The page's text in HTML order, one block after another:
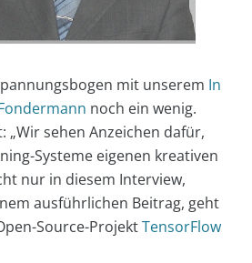
mit unserem In
noch ein wenig.
„Wir sehen Anzeichen dafür,
Systeme eigenen kreativen
nur in diesem Interview,
ausführlichen Beitrag, geht
Source-ProjektTensorFlow